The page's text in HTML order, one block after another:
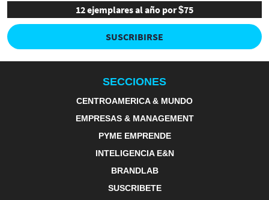
12 ejemplares al año por $75
SUSCRIBIRSE
SECCIONES
CENTROAMERICA & MUNDO
EMPRESAS & MANAGEMENT
PYME EMPRENDE
INTELIGENCIA E&N
BRANDLAB
SUSCRIBETE